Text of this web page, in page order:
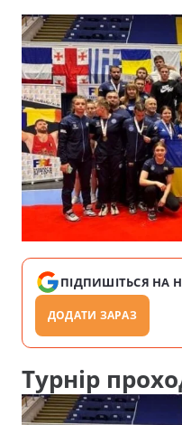
ПІДПИШІТЬСЯ НА
ДОДАТИ ЗАРАЗ
Турнір